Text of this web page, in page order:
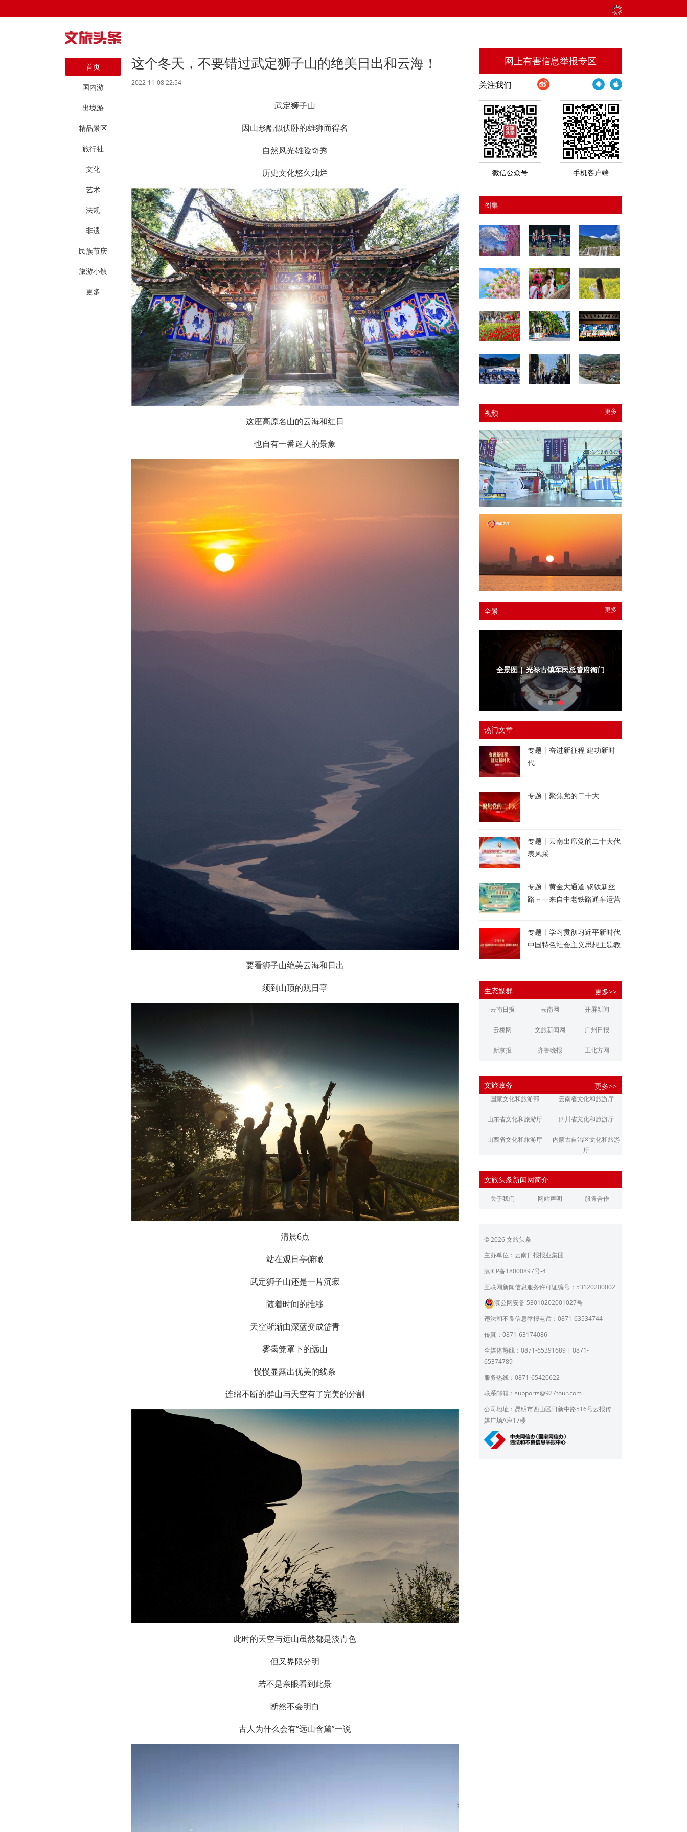
首页
国内游
出境游
精品景区
旅行社
文化
艺术
法规
非遗
民族节庆
旅游小镇
更多
这个冬天，不要错过武定狮子山的绝美日出和云海！
2022-11-08 22:54
武定狮子山
因山形酷似伏卧的雄狮而得名
自然风光雄险奇秀
历史文化悠久灿烂
这座高原名山的云海和红日
也自有一番迷人的景象
要看狮子山绝美云海和日出
须到山顶的观日亭
清晨6点
站在观日亭俯瞰
武定狮子山还是一片沉寂
随着时间的推移
天空渐渐由深蓝变成岱青
雾霭笼罩下的远山
慢慢显露出优美的线条
连绵不断的群山与天空有了完美的分割
此时的天空与远山虽然都是淡青色
但又界限分明
若不是亲眼看到此景
断然不会明白
古人为什么会有“远山含黛”一说
网上有害信息举报专区
关注我们
微信公众号 手机客户端
图集
更多
视频
更多
全景
全景图 | 光禄古镇军民总管府
热门文章
专题丨奋进新征程 建功新时
代
专题｜聚焦党的二十大
专题丨云南出席党的二十大代
表风采
专题丨黄金大通道 钢铁新丝
路－一来自中老铁路通车运营
专题丨学习贯彻习近平新时代
中国特色社会主义思想主题教
生态媒群 更多>>
云南日报 云南网 开屏新闻
云桥网 文旅新闻网 广州日报
新京报 齐鲁晚报 正北方网
江南都市报 潇湘晨报
文旅政务 更多>>
国家文化和旅游部 云南省文化和旅游厅
山东省文化和旅游厅 四川省文化和旅游厅
山西省文化和旅游厅
内蒙古自治区文化和旅游
厅
浙江省文化和旅游厅
江西省文化和旅游厅 河南省文化和旅游厅
广东省文化和旅游厅
育厅
陕西省文化和旅游厅 甘肃省文化和旅游厅
青海省文化和旅游厅
宁夏回族自治区文化和旅
北京市文旅局
上海市文化和旅游局
员会
文旅头条新闻网简介
关于我们 网站声明 服务合作
© 2026 文旅头条
主办单位：云南日报报业集团
滇ICP备18000897号-4
互联网新闻信息服务许可证编号：53120200002
滇公网安备 53010202001027号
违法和不良信息举报电话：0871-63534744
传真：0871-63174086
全媒体热线：0871-65391689 | 0871-
65374789
服务热线：0871-65420622
联系邮箱： supports@927tour.com
公司地址：昆明市西山区日新中路516号云报传
媒广场A座17楼